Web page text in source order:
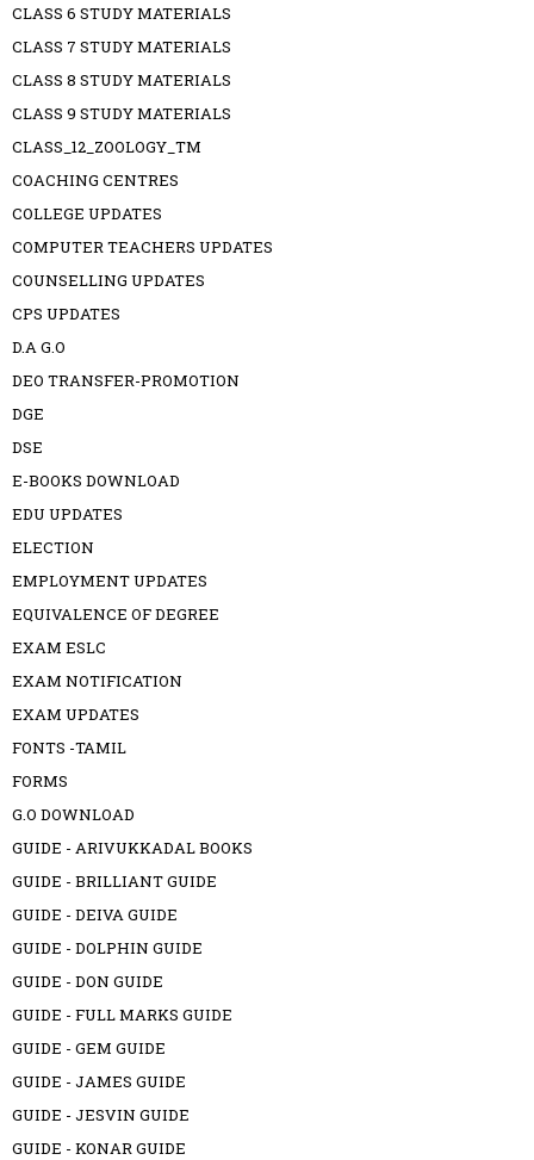
CLASS 6 STUDY MATERIALS
CLASS 7 STUDY MATERIALS
CLASS 8 STUDY MATERIALS
CLASS 9 STUDY MATERIALS
CLASS_12_ZOOLOGY_TM
COACHING CENTRES
COLLEGE UPDATES
COMPUTER TEACHERS UPDATES
COUNSELLING UPDATES
CPS UPDATES
D.A G.O
DEO TRANSFER-PROMOTION
DGE
DSE
E-BOOKS DOWNLOAD
EDU UPDATES
ELECTION
EMPLOYMENT UPDATES
EQUIVALENCE OF DEGREE
EXAM ESLC
EXAM NOTIFICATION
EXAM UPDATES
FONTS -TAMIL
FORMS
G.O DOWNLOAD
GUIDE - ARIVUKKADAL BOOKS
GUIDE - BRILLIANT GUIDE
GUIDE - DEIVA GUIDE
GUIDE - DOLPHIN GUIDE
GUIDE - DON GUIDE
GUIDE - FULL MARKS GUIDE
GUIDE - GEM GUIDE
GUIDE - JAMES GUIDE
GUIDE - JESVIN GUIDE
GUIDE - KONAR GUIDE